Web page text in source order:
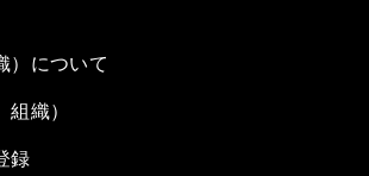
）について
織）
録